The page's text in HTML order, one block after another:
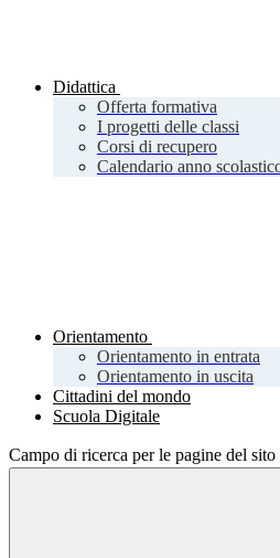
Didattica
Offerta formativa
I progetti delle classi
Corsi di recupero
Calendario anno
Orientamento
Orientamento in entrata
Orientamento in uscita
Cittadini del mondo
Scuola Digitale
Campo di ricerca per le pagine del sito